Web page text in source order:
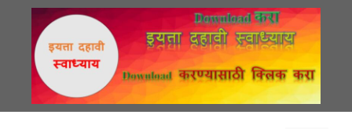
content